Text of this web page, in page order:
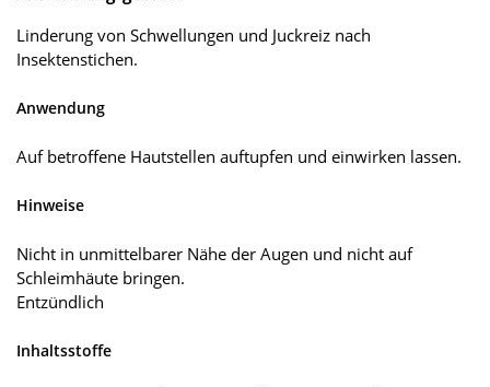
Linderung von Schwellungen und Juckreiz nach
Insektenstichen.
Anwendung
Auf betroffene Hautstellen auftupfen und einwirken lassen.
Hinweise
Nicht in unmittelbarer Nähe der Augen und nicht auf
Schleimhäute bringen.
Entzündlich
Inhaltsstoffe